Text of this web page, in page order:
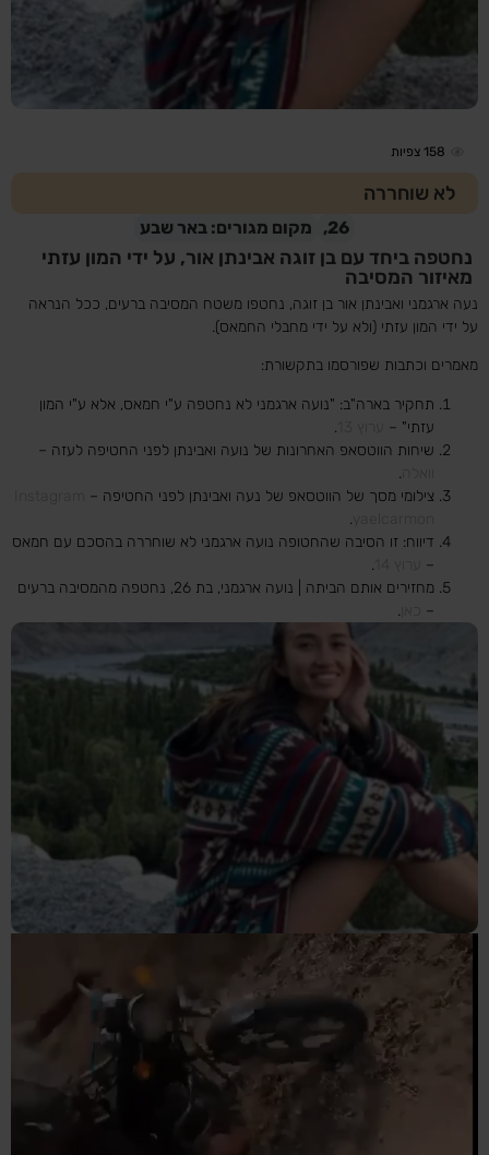
158 צפיות
לא שוחררה
26, מקום מגורים: באר שבע
נחטפה ביחד עם בן זוגה אבינתן אור, על ידי המון עזתי
מאיזור המסיבה
נעה ארגמני ואבינתן אור בן זוגה, נחטפו משטח המסיבה ברעים, ככל הנראה
על ידי המון עזתי (ולא על ידי מחבלי החמאס).
מאמרים וכתבות שפורסמו בתקשורת:
תחקיר בארה"ב: "נועה ארגמני לא נחטפה ע"י חמאס, אלא ע"י המון
עזתי" –
.
שיחות הווטסאפ האחרונות של נועה ואבינתן לפני החטיפה לעזה –
.
צילומי מסך של הווטסאפ של נעה ואבינתן לפני החטיפה –
.
דיווח: זו הסיבה שהחטופה נועה ארגמני לא שוחררה בהסכם עם חמאס
–
.
מחזירים אותם הביתה | נועה ארגמני, בת 26, נחטפה מהמסיבה ברעים
–
.